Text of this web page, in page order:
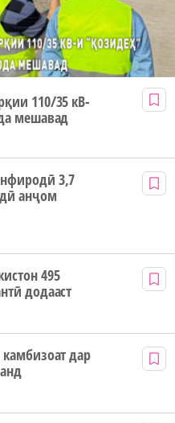
110/35 кВ-
мешавад
3,7
анҷом
495
додааст
дар